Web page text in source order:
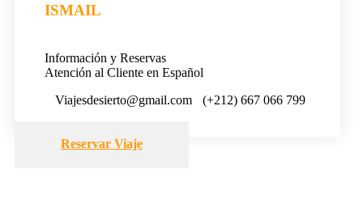
ISMAIL
Información y Reservas
Atención al Cliente en Español
Viajesdesierto@gmail.com
(+212) 667 066 799
Reservar Viaje